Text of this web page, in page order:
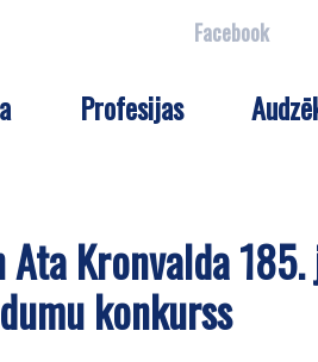
Facebook
Profesijas
Kronvalda
konkurss